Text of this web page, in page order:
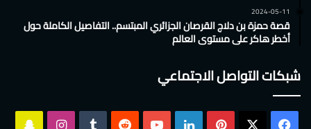
2024-05-11
قصة حمزة بن دلاج القرصان الجزائري المبتسم.. التفاصيل الكاملة حول
أخطر هاكر على مستوى العالم
شبكات التواصل الاجتماعي